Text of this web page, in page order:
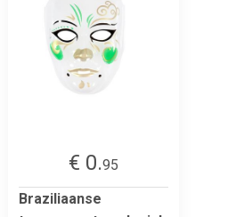
€ 0.95
Braziliaanse